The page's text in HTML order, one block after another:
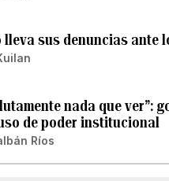
lleva sus denuncias ante
nada que ver”:
de poder institucional
Ríos